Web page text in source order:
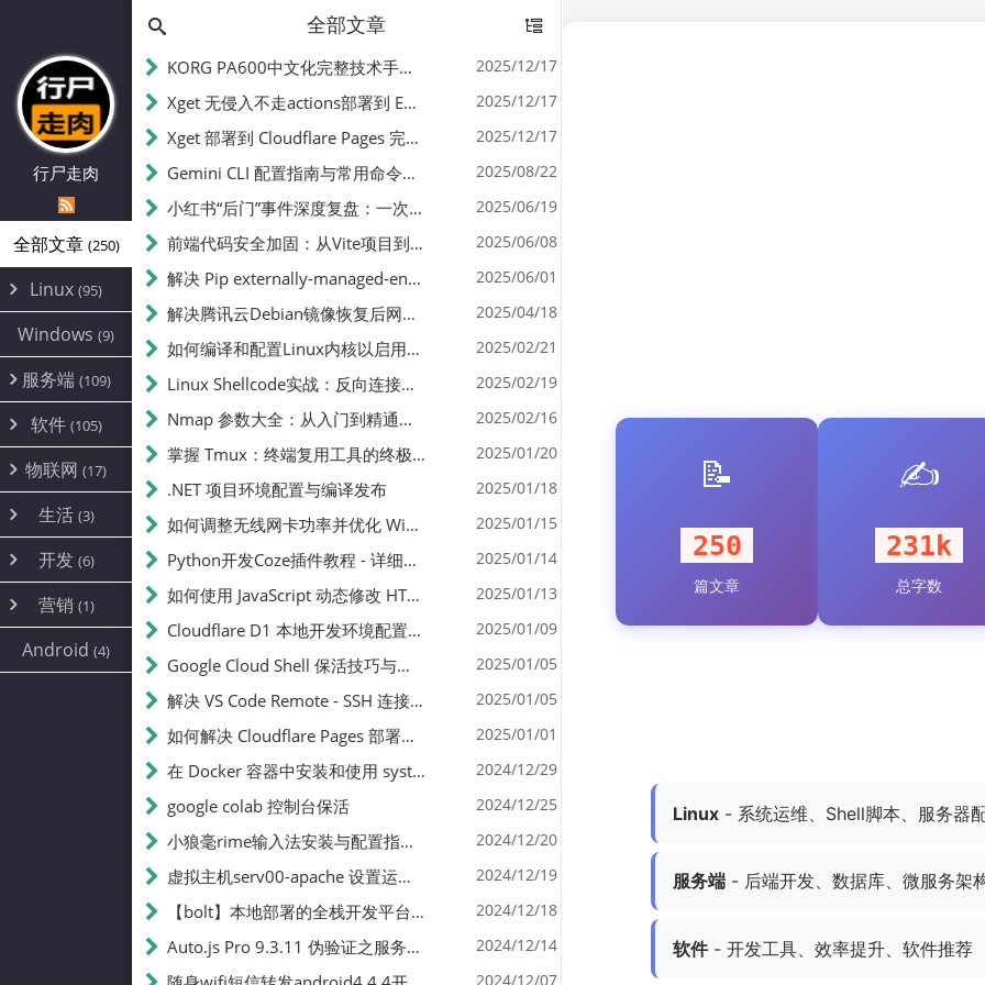
行尸走肉
全部文章 (250)
Linux (95)
Alpine
CentOS(17)
Debian(24)
ProxmoxVE
Ubuntu(7)
Windows (9)
服务端 (109)
环境配置
DD重装(3)
加速优化(34)
面板(12)
容器
游戏 (7)
饥荒(7)
云服务商(4)
WEB源码(6)
建站(5)
软件 (105)
安全(12)
办公(4)
图片 (2)
文件
系统 (35)
AI(10)
物联网 (17)
路由器
随身wifi(1)
mobile(14)
刷机
magisk
生活 (3)
线报
sim卡(1)
开发 (6)
编译
JavaScript(2)
python(2)
营销 (1)
公关(1)
SEO(1)
Android (4)
全部文章
KORG PA600中文化完整技术手册 - 从逆向到实现的全流程指南 2025/12/17
Xget 无侵入不走actions部署到 EdgeOne Pages 指南 2025/12/17
Xget 部署到 Cloudflare Pages 完整指南 - 无需修改源码的构建配置 2025/12/17
Gemini CLI 配置指南与常用命令中文翻译 | API Key、MCP、代理设置 2025/08/22
小红书“后门”事件深度复盘：一次沉默危机下的品牌、技术与流程三重考验 2025/06/19
前端代码安全加固：从Vite项目到纯静态页面的深度混淆技术备忘 2025/06/08
解决 Pip externally-managed-environment 错误：临时与永久绕过方案 2025/06/01
解决腾讯云Debian镜像恢复后网络不通问题 2025/04/18
如何编译和配置Linux内核以启用BBR2 | 内核编译教程 2025/02/21
Linux Shellcode实战：反向连接、持久化、免杀技术详解（MSF,Cobalt Strike）- 从原理到C加载器实现 2025/02/19
Nmap 参数大全：从入门到精通，掌握网络扫描的核心技巧 2025/02/16
掌握 Tmux：终端复用工具的终极指南 2025/01/20
.NET 项目环境配置与编译发布 2025/01/18
如何调整无线网卡功率并优化 Wifite 的功率设置 2025/01/15
Python开发Coze插件教程 - 详细步骤与注意事项 2025/01/14
如何使用 JavaScript 动态修改 HTML 中的权限文本 | 前端开发教程 2025/01/13
Cloudflare D1 本地开发环境配置指南 | CF Pages Local Development Guide 2025/01/09
Google Cloud Shell 保活技巧与配额时间查看方法 2025/01/05
解决 VS Code Remote - SSH 连接失败问题：从权限问题到成功启动 2025/01/05
如何解决 Cloudflare Pages 部署中的 API Token 权限问题 2025/01/01
在 Docker 容器中安装和使用 systemctl 的完整指南 2024/12/29
google colab 控制台保活 2024/12/25
小狼毫rime输入法安装与配置指南：从基础到高级自定义 2024/12/20
虚拟主机serv00-apache 设置运行目录 2024/12/19
【bolt】本地部署的全栈开发平台，支持本地及众多API，本地一键生成应用，部署教程 2024/12/18
Auto.js Pro 9.3.11 伪验证之服务器接口 Nginx 版 2024/12/14
2024/12/07
<
>
📝
250
篇文章
✍️
231k
总字数
Linux - 系统运维、Shell脚本、服务器
服务端 - 后端开发、数据库、微服务架
软件- 开发工具、效率提升、软件推荐